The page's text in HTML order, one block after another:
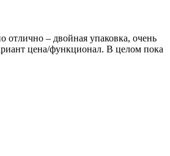
отлично – двойная упаковка, очень
цена/функционал. В целом пока